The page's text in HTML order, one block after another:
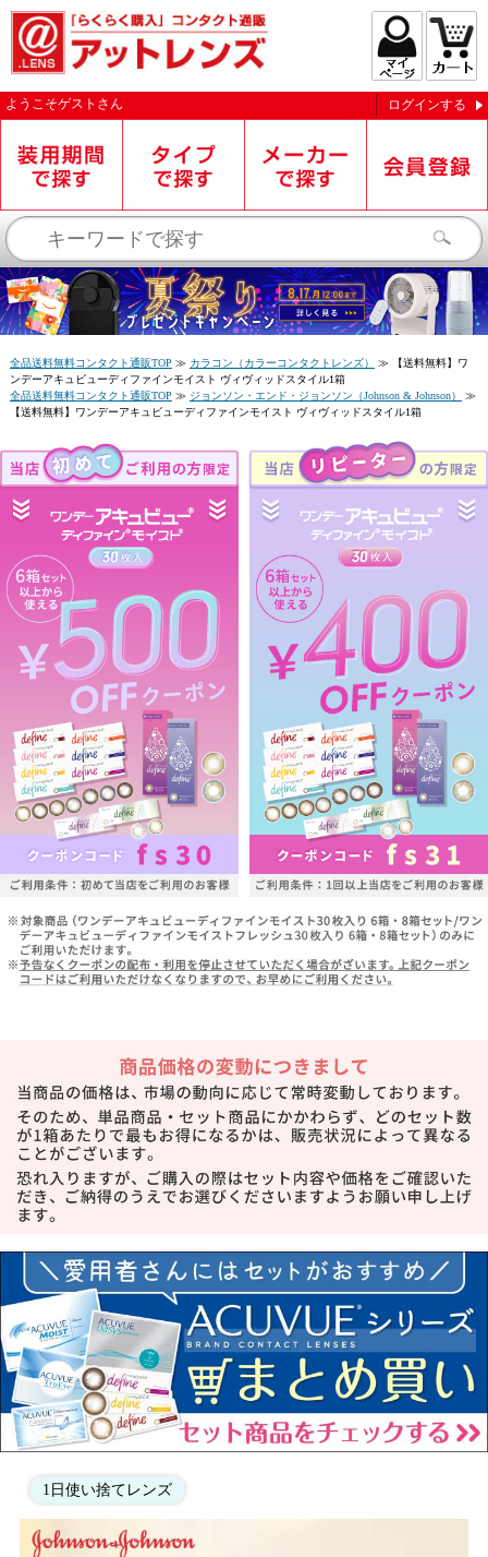
ようこそゲスト さん ログインする
全品送料無料コンタクト通販TOP ≫ カラコン（カラーコンタクトレンズ） ≫
【送料無料】ワ
ンデーアキュビューディファインモイスト ヴィヴィッドスタイル1箱
全品送料無料コンタクト通販TOP ≫ ジョンソン・エンド・ジョンソン（Johnson & Johnson）
≫
【送料無料】ワンデーアキュビューディファインモイスト ヴィヴィッドスタイル1箱
1日使い捨てレンズ
お知らせを受信する